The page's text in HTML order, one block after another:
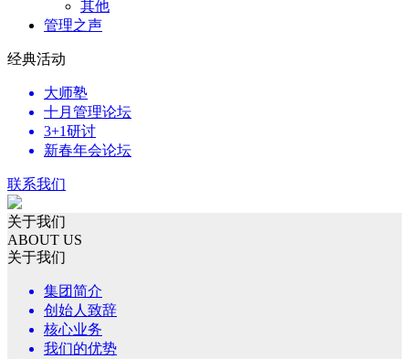
其他
管理之声
经典活动
大师塾
十月管理论坛
3+1研讨
新春年会论坛
联系我们
关于我们
ABOUT US
关于我们
集团简介
创始人致辞
核心业务
我们的优势